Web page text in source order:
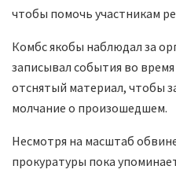
чтобы помочь участникам
Комбс якобы наблюдал за
записывал события во
отснятый материал, чтобы
молчание о произошедшем.
Несмотря на масштаб
прокуратуры пока